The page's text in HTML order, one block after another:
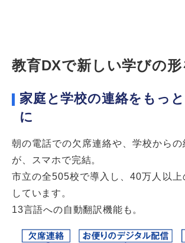
教育DXで新しい学びの形
家庭と学校の連絡をもっ
に
朝の電話での欠席連絡や、学校から
が、スマホで完結。
市立の全505校で導入し、40万人以上
しています。
13言語への自動翻訳機能も。